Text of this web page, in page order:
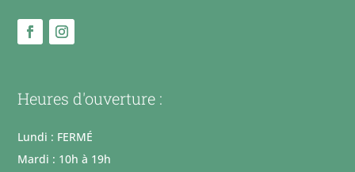
Heures d'ouverture :
Lundi : FERMÉ
Mardi : 10h à 19h